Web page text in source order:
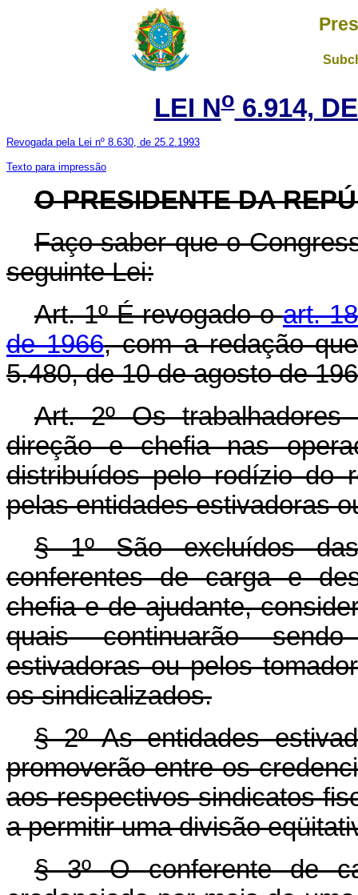
LEI No6.914,
Revogada pela Lei nº 8.630, de 25.2.1993
Texto para impressão
O PRESIDENTE DA
Faço saber que o
seguinte Lei:
Art. 1º É revogado oart.
de 1966, com a redação
5.480, de 10 de agosto de
Art. 2º Os
direção e chefia nas
distribuídos pelo rodízio do
pelas entidades estivadoras
§ 1º São excluídos
conferentes de carga e
chefia e de ajudante,
quais continuarão
estivadoras ou pelos
os sindicalizados.
§ 2º As entidades
promoverão entre os
aos respectivos sindicatos
a permitir uma divisão
§ 3º O conferente de